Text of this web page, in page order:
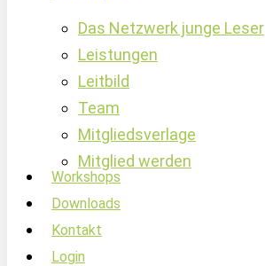
Das Netzwerk junge Leser
Leistungen
Leitbild
Team
Mitgliedsverlage
Mitglied werden
Workshops
Downloads
Kontakt
Login